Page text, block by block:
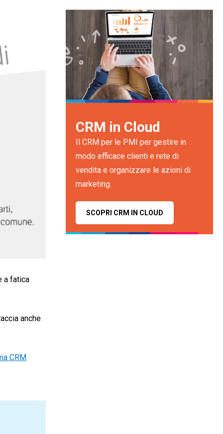
a fatica
anche
CRM
CRM in Cloud
Il CRM per le PMI per gestire in
modo efficace clienti e rete di
vendita e organizzare le azioni di
marketing.
SCOPRI CRM IN CLOUD